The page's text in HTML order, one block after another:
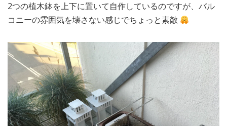
2つの植木鉢を上下に置いて自作しているのですが、バル
コニーの雰囲気を壊さない感じでちょっと素敵